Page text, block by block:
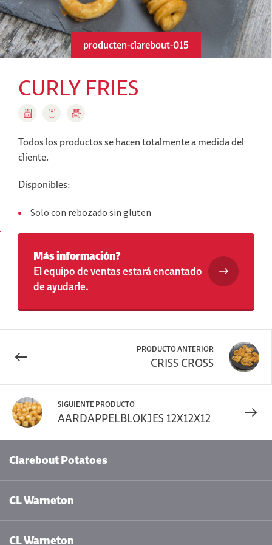
producten-clarebout-015
CURLY FRIES
Todos los productos se hacen totalmente a medida del
cliente.
Disponibles:
Solo con rebozado sin gluten
Más información?
El equipo de ventas estará encantado
de ayudarle.
PRODUCTO ANTERIOR
CRISS CROSS
SIGUIENTE PRODUCTO
AARDAPPELBLOKJES 12X12X12
Clarebout Potatoes
CL Warneton
CL Warneton